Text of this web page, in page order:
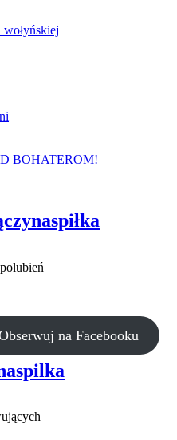
BOHATEROM!
na Facebooku